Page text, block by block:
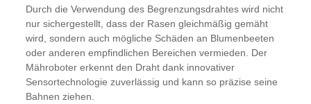
Durch die Verwendung des Begrenzungsdrahtes wird nicht
nur sichergestellt, dass der Rasen gleichmäßig gemäht
wird, sondern auch mögliche Schäden an Blumenbeeten
oder anderen empfindlichen Bereichen vermieden. Der
Mähroboter erkennt den Draht dank innovativer
Sensortechnologie zuverlässig und kann so präzise seine
Bahnen ziehen.